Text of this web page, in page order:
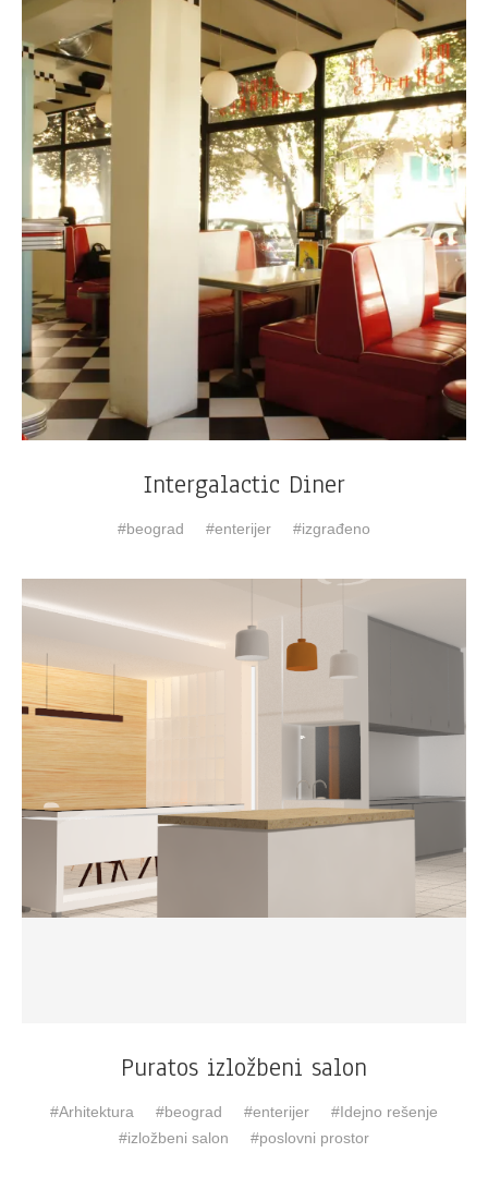
Intergalactic Diner
beograd enterijer izgrađeno
Puratos izložbeni salon
Arhitektura beograd enterijer
Idejno rešenje
izložbeni salon
poslovni prostor